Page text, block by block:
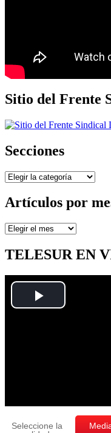
Sitio del Frente
Secciones
Secciones
Artículos por
Artículos
mes
TELESUR EN